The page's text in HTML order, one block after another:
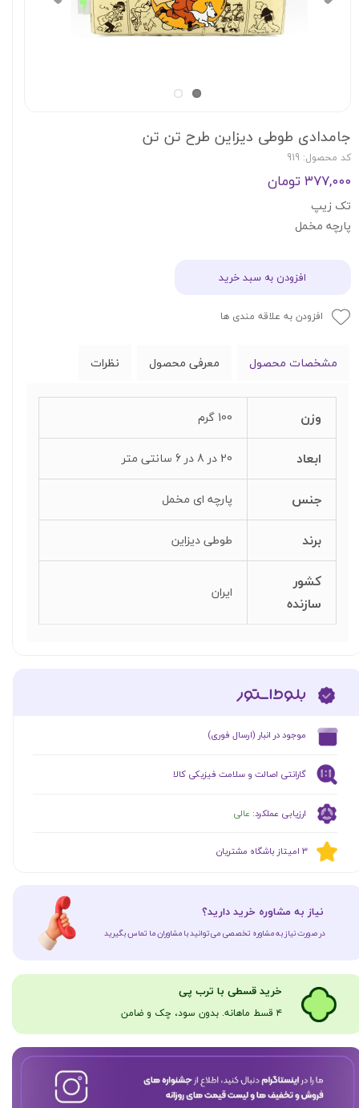
جامدادی طوطی دیزاین طرح تن تن
کد محصول: 919
۳۷۷,۰۰۰ تومان
تک زیپ
پارچه مخمل
افزودن به سبد خرید
افزودن به علاقه مندی ها
مشخصات محصول معرفی محصول نظرات
وزن 100 گرم
ابعاد 20 در 8 در 6 سانتی متر
جنس پارچه ای مخمل
برند طوطی دیزاین
کشور
سازنده
ایران
گارانتی اصالت و سلامت فیزیکی کالا
ارزیابی عملکرد: عالی
​موجود در انبار (ارسال فوری)
​​3 امیتاز باشگاه مشتریان
​نیاز به مشاوره خرید دارید؟
در صورت نیاز به مشاوره تخصصی می‌توانید با مشاوران ما تماس بگیرید
​​​خرید قسطی با ترب پی
۴ قسط ماهانه. بدون سود، چک و ضامن​​​​​​​